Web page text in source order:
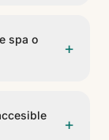
bar.
spa o
+
+